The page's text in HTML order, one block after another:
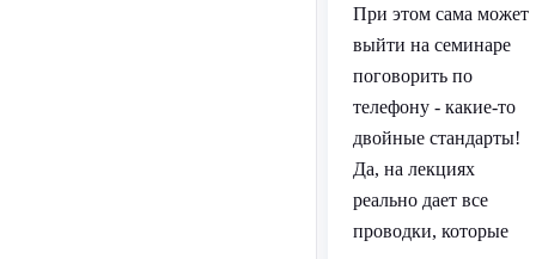
При этом сама может
выйти на семинаре
поговорить по
телефону - какие-то
двойные стандарты!
Да, на лекциях
реально дает все
проводки, которые